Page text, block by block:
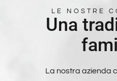
LE NOSTRE
Una
La nostra azienda